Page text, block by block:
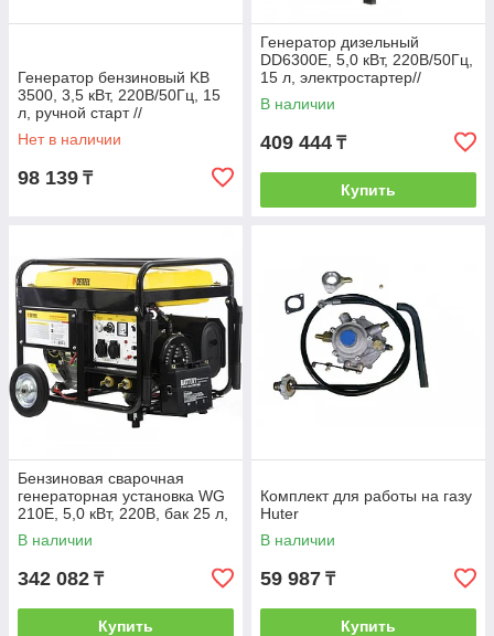
Генератор бензиновый KB
3500, 3,5 кВт, 220В/50Гц, 15
л, ручной старт //
KRONWERK
Нет в наличии
98 139 ₸
Генератор дизельный
DD6300Е, 5,0 кВт, 220В/50Гц,
15 л, электростартер//
DENZEL
В наличии
409 444 ₸
Купить
Бензиновая сварочная
генераторная установка WG
210Е, 5,0 кВт, 220В, бак 25 л,
электрост.//DENZEL
В наличии
342 082 ₸
Купить
Комплект для работы на газу
Huter
В наличии
59 987 ₸
Купить